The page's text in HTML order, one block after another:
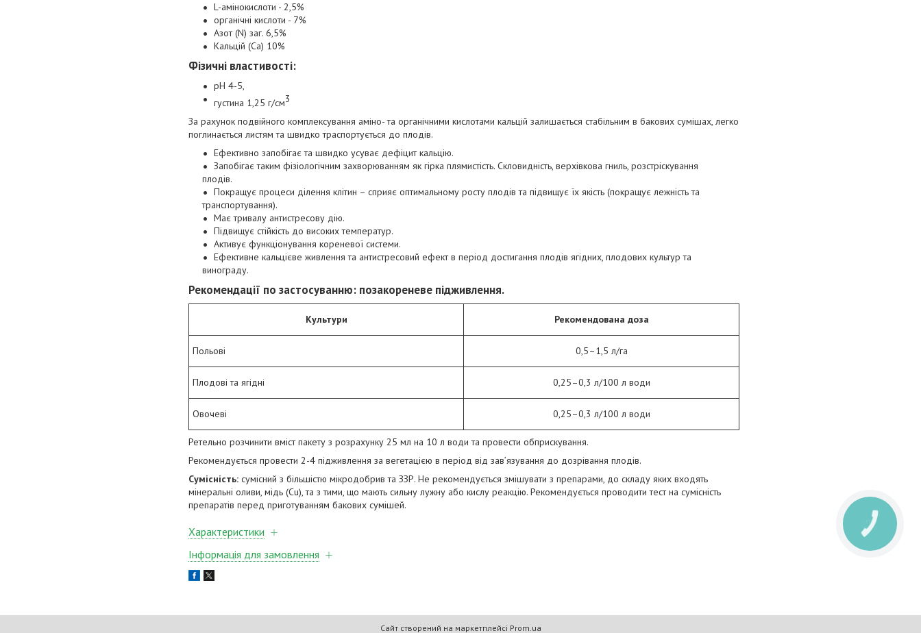
L-амінокислоти - 2,5%
органічні кислоти - 7%
Азот (N) заг. 6,5%
Кальцій (Ca) 10%
Фізичні властивості:
pH 4-5,
густина 1,25 г/см3
За рахунок подвійного комплексування аміно- та органічними кислотами кальцій залишається стабільним в бакових сумішах, легко
поглинається листям та швидко траспортується до плодів.
Ефективно запобігає та швидко усуває дефіцит кальцію.
Запобігає таким фізіологічним захворюванням як гірка плямистість. Скловидність, верхівкова гниль, розстріскування
плодів.
Покращує процеси ділення клітин – сприяє оптимальному росту плодів та підвищує їх якість (покращує лежність та
транспортування).
Має тривалу антистресову дію.
Підвищує стійкість до високих температур.
Активує функціонування кореневої системи.
Ефективне кальцієве живлення та антистресовий ефект в період достигання плодів ягідних, плодових культур та
винограду.
Рекомендації по застосуванню: позакореневе підживлення.
Культури Рекомендована доза
Польові 0,5–1,5 л/га
Плодові та ягідні 0,25–0,3 л/100 л води
Овочеві 0,25–0,3 л/100 л води
Ретельно розчинити вміст пакету з розрахунку 25 мл на 10 л води та провести обприскування.
Рекомендується провести 2-4 підживлення за вегетацією в період від зав’язування до дозрівання плодів.
Сумісність: сумісний з більшістю мікродобрив та ЗЗР. Не рекомендується змішувати з препарами, до складу яких входять
мінеральні оливи, мідь (Cu), та з тими, що мають сильну лужну або кислу реакцію. Рекомендується проводити тест на сумісність
препаратів перед приготуванням бакових сумішей.
Характеристики
Інформація для замовлення
Сайт створений на маркетплейсі Prom.ua
КНОПКА
ЗВ'ЯЗКУ